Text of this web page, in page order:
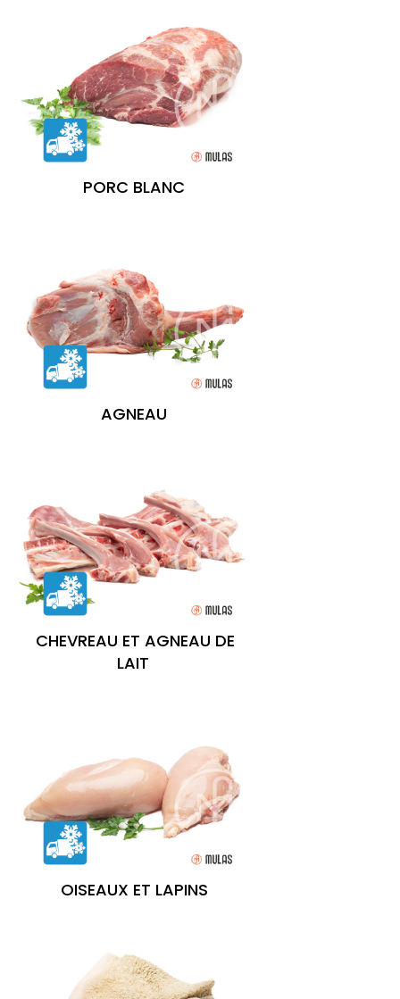
PORC BLANC
AGNEAU
CHEVREAU ET AGNEAU DE
LAIT
OISEAUX ET LAPINS